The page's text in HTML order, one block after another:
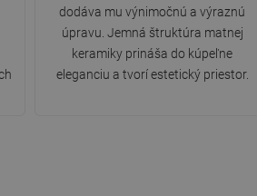
dodáva mu výnimočnú a výraznú
úpravu. Jemná štruktúra matnej
keramiky prináša do kúpeľne
eleganciu a tvorí estetický priestor.